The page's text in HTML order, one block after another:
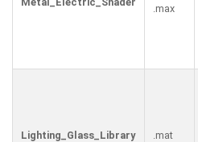
.max
Lighting_Glass_Library .mat